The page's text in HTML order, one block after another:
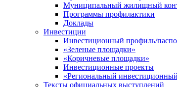
Муниципальный жилищный
Программы профилактики
Доклады
Инвестиции
Инвестиционный профиль/
«Зеленые площадки»
«Коричневые площадки»
Инвестиционные проекты
«Региональный инвестиционный
Тексты официальных выступлений